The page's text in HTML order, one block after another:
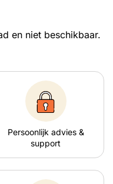
en niet beschikbaar.
Persoonlijk advies &
support